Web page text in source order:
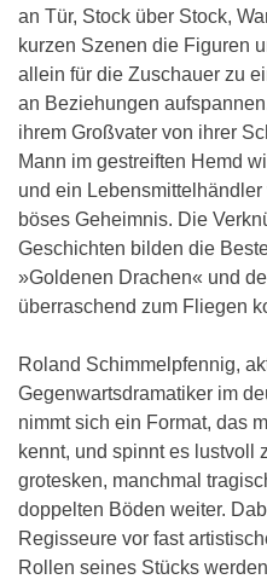
an Tür, Stock über Stock,
kurzen Szenen die Figuren
allein für die Zuschauer zu
an Beziehungen
ihrem Großvater von ihrer
Mann im gestreiften Hemd
und ein
böses Geheimnis. Die
Geschichten bilden die
»Goldenen Drachen« und
überraschend zum Fliegen
Roland Schimmelpfennig,
Gegenwartsdramatiker im
nimmt sich ein Format, das
kennt, und spinnt es lustvoll
grotesken, manchmal
doppelten Böden weiter.
Regisseure vor fast
Rollen seines Stücks